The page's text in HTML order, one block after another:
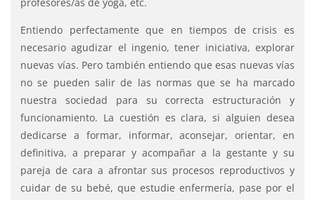
Entiendo perfectamente que en tiempos de crisis es
necesario agudizar el ingenio, tener iniciativa, explorar
nuevas vías. Pero también entiendo que esas nuevas vías
no se pueden salir de las normas que se ha marcado
nuestra sociedad para su correcta estructuración y
funcionamiento. La cuestión es clara, si alguien desea
dedicarse a formar, informar, aconsejar, orientar, en
definitiva, a preparar y acompañar a la gestante y su
pareja de cara a afrontar sus procesos reproductivos y
cuidar de su bebé, que estudie enfermería, pase por el